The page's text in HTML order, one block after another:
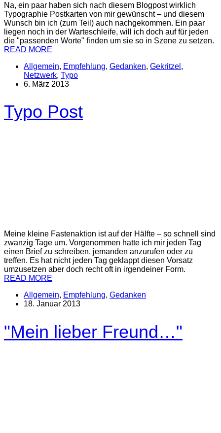
Na, ein paar haben sich nach diesem Blogpost wirklich
Typographie Postkarten von mir gewünscht – und diesem
Wunsch bin ich (zum Teil) auch nachgekommen. Ein paar
liegen noch in der Warteschleife, will ich doch auf für jeden
die "passenden Worte" finden um sie so in Szene zu setzen.
READ MORE
Allgemein, Empfehlung, Gedanken, Gekritzel ,
Netzwerk, Typo
6. März 2013
Typo Post
Meine kleine Fastenaktion ist auf der Hälfte – so schnell sind
zwanzig Tage um. Vorgenommen hatte ich mir jeden Tag
einen Brief zu schreiben, jemanden anzurufen oder zu
treffen. Es hat nicht jeden Tag geklappt diesen Vorsatz
umzusetzen aber doch recht oft in irgendeiner Form.
READ MORE
Allgemein, Empfehlung, Gedanken
18. Januar 2013
"Mein lieber Freund…"